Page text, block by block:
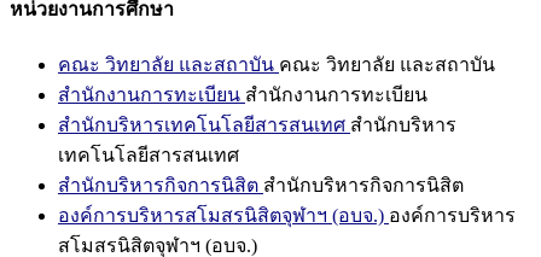
หน่วยงานการศึกษา
คณะ วิทยาลัย และสถาบัน คณะ วิทยาลัย และสถาบัน
สำนักงานการทะเบียน สำนักงานการทะเบียน
สำนักบริหารเทคโนโลยีสารสนเทศ สำนักบริหาร
เทคโนโลยีสารสนเทศ
สำนักบริหารกิจการนิสิต สำนักบริหารกิจการนิสิต
องค์การบริหารสโมสรนิสิตจุฬาฯ (อบจ.) องค์การบริหาร
สโมสรนิสิตจุฬาฯ (อบจ.)